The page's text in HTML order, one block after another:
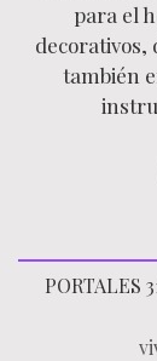
para el
decorativos,
también
PORTALES